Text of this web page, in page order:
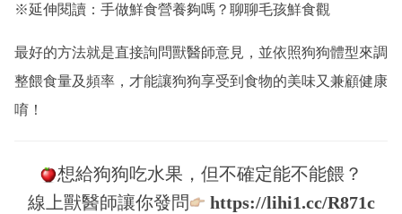
※延伸閱讀： 手做鮮食營養夠嗎？聊聊毛孩鮮食觀
最好的方法就是直接詢問獸醫師意見，並依照狗狗體型來調
整餵食量及頻率，才能讓狗狗享受到食物的美味又兼顧健康
唷！
想給狗狗吃水果，但不確定能不能餵？
線上獸醫師讓你發問
https://lihi1.cc/R871c